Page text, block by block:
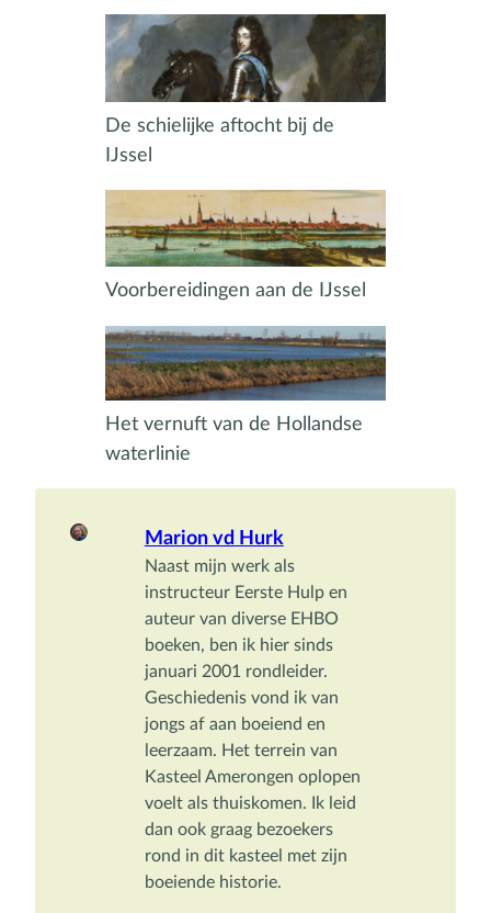
De schielijke aftocht bij de
IJssel
Voorbereidingen aan de IJssel
Het vernuft van de Hollandse
waterlinie
Marion vd Hurk
Naast mijn werk als
instructeur Eerste Hulp en
auteur van diverse EHBO
boeken, ben ik hier sinds
januari 2001 rondleider.
Geschiedenis vond ik van
jongs af aan boeiend en
leerzaam. Het terrein van
Kasteel Amerongen oplopen
voelt als thuiskomen. Ik leid
dan ook graag bezoekers
rond in dit kasteel met zijn
boeiende historie.